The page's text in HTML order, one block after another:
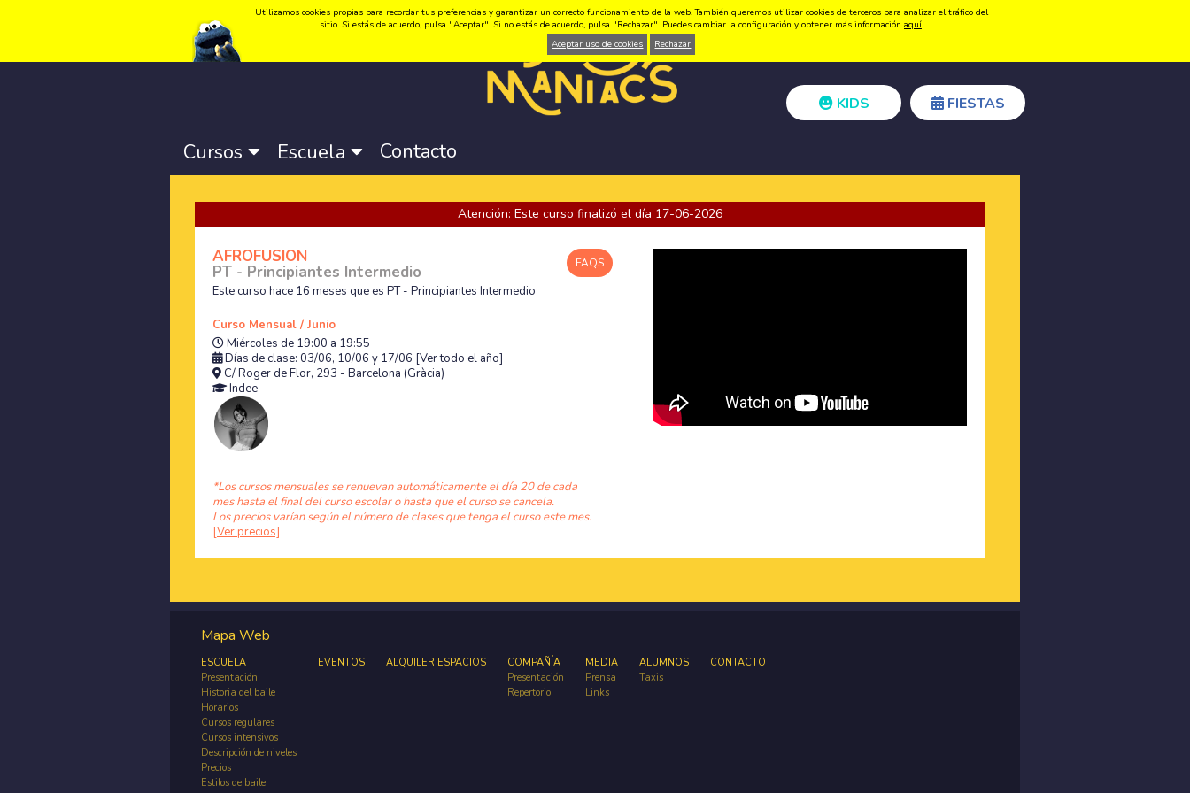
Idioma:Català -Castellano-English Registrarse Acceder
KIDS FIESTAS
Cursos Escuela Contacto
Atención: Este curso finalizó el día 17-06-2026
FAQS
AFROFUSION
PT - Principiantes Intermedio
Este curso hace 16 meses que es PT - Principiantes Intermedio
Curso Mensual / Junio
Miércoles de 19:00 a 19:55
Días de clase: 03/06, 10/06 y 17/06 [Ver todo el año]
C/ Roger de Flor, 293 - Barcelona (Gràcia)
Indee
*Los cursos mensuales se renuevan automáticamente el día 20 de cada
mes hasta el final del curso escolar o hasta que el curso se cancela.
Los precios varían según el número de clases que tenga el curso este mes.
[Ver precios]
Mapa Web
ESCUELA
Presentación
Historia del baile
Horarios
Cursos regulares
Cursos intensivos
Descripción de niveles
Precios
Estilos de baile
EVENTOS ALQUILER ESPACIOS
COMPAÑÍA
Presentación
Repertorio
MEDIA
Prensa
Links
ALUMNOS
Taxis
CONTACTO
Utilizamos cookies propias para recordar tus preferencias y garantizar un correcto funcionamiento de la web. También queremos utilizar cookies de terceros para analizar el tráfico del
sitio. Si estás de acuerdo, pulsa "Aceptar". Si no estás de acuerdo, pulsa "Rechazar". Puedes cambiar la configuración y obtener más información aquí.
Aceptar uso de cookies
Rechazar